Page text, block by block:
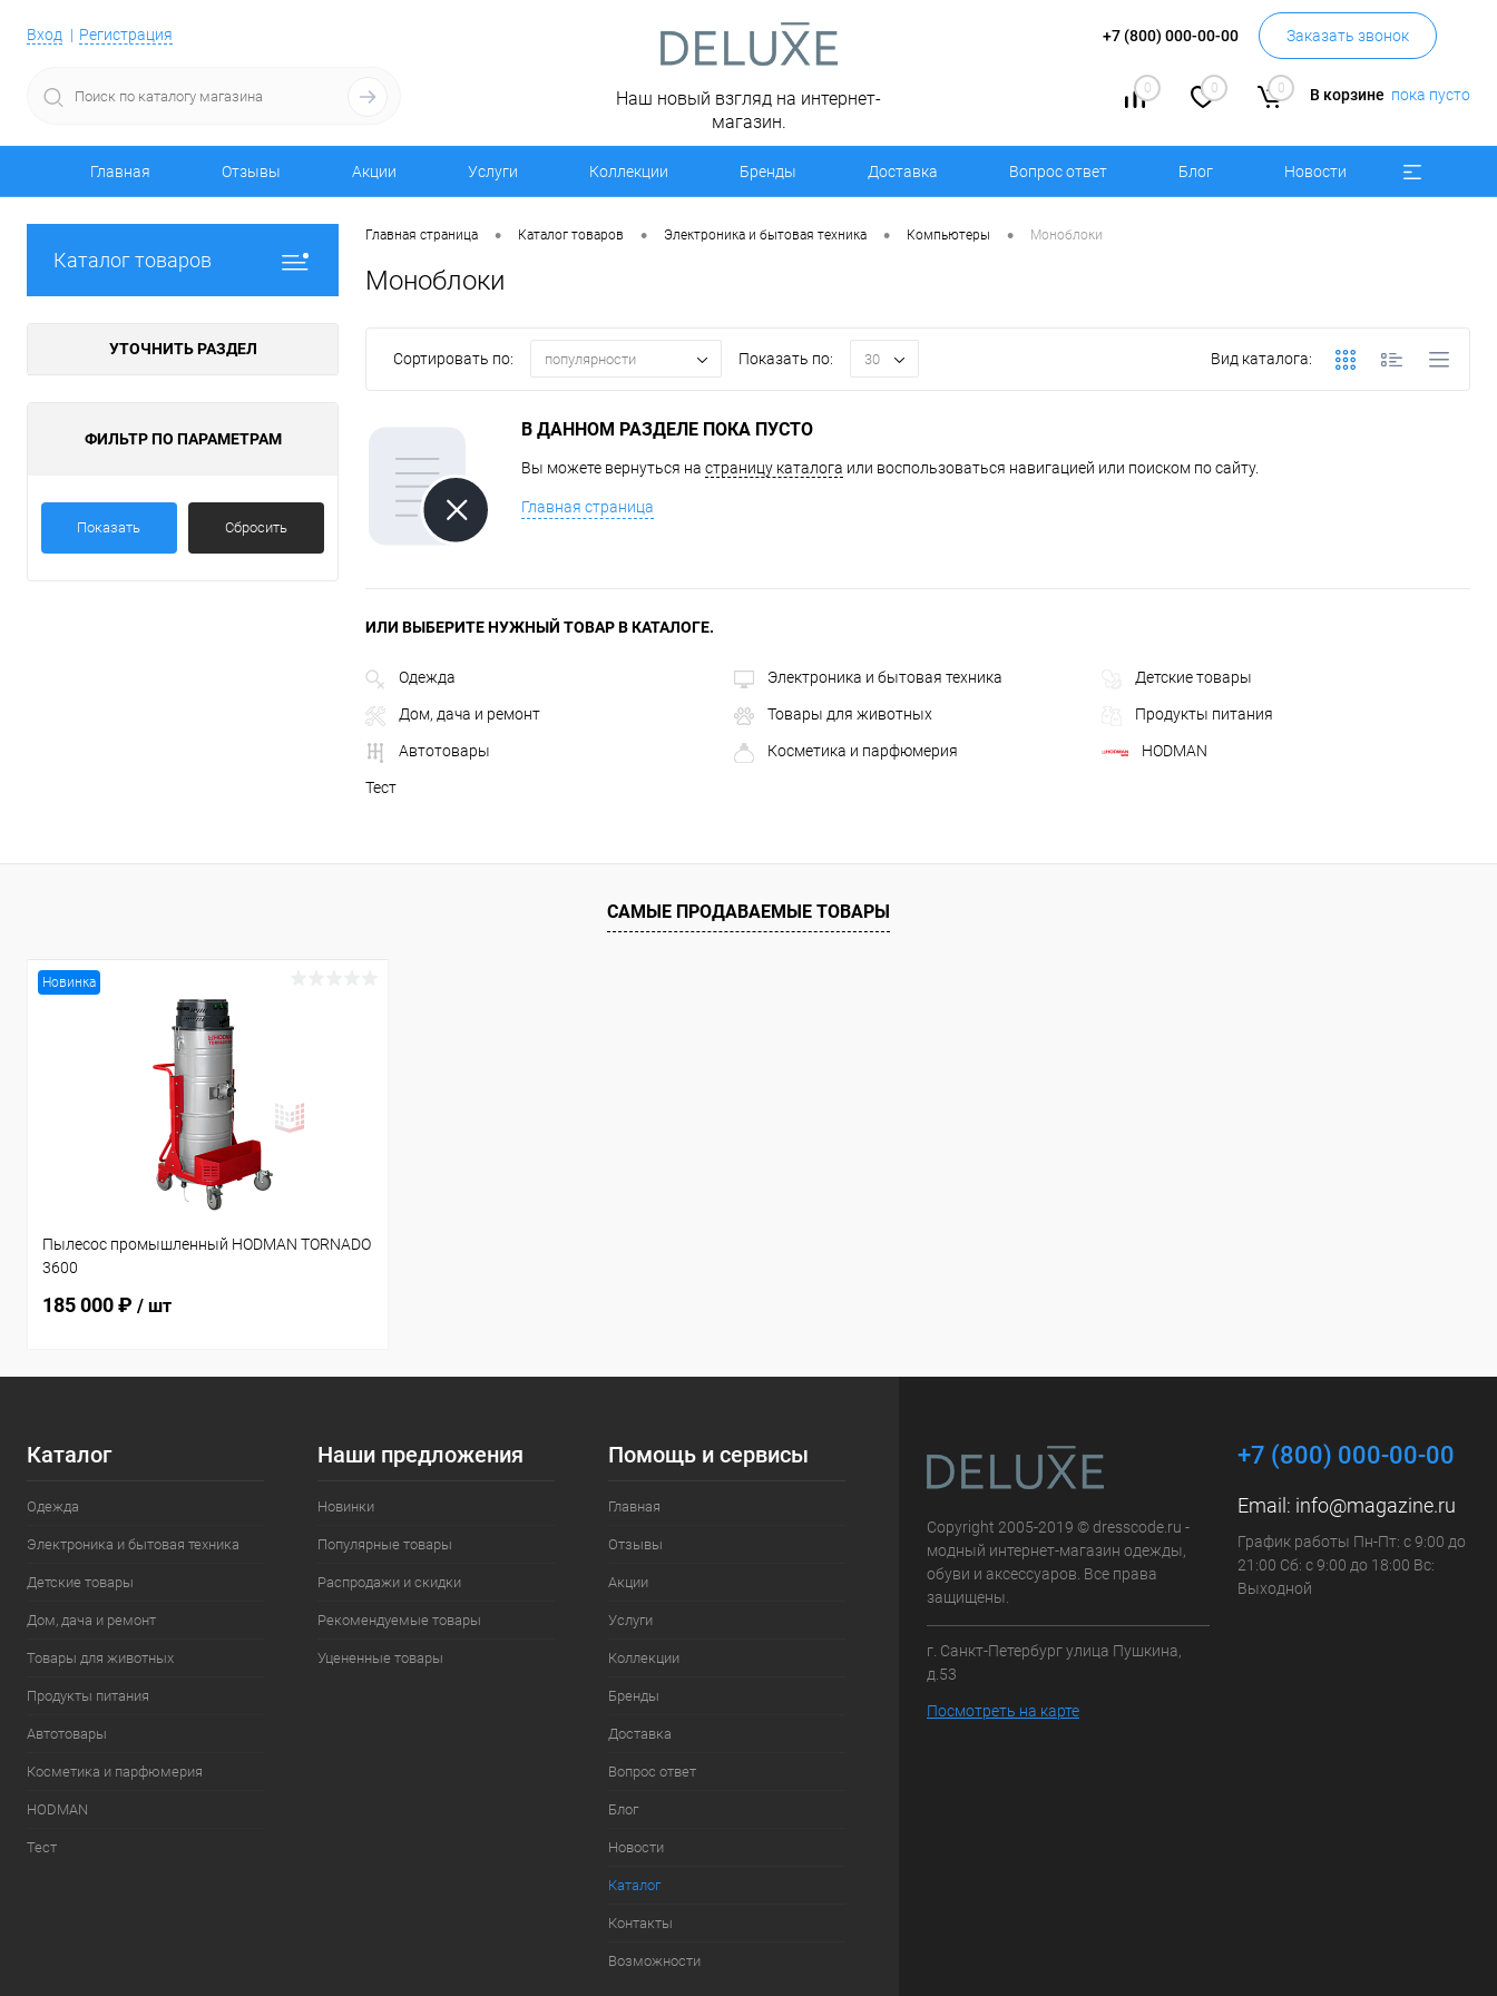
Вход Регистрация +7 (800) 000-00-00 Заказать звонок
0 0 0 В корзине пока пусто
Наш новый взгляд на интернет-
магазин.
Главная Отзывы Акции Услуги Коллекции Бренды Доставка Вопрос ответ Блог Новости
Каталог товаров
УТОЧНИТЬ РАЗДЕЛ
ФИЛЬТР ПО ПАРАМЕТРАМ
Показать Сбросить
Главная страница • Каталог товаров • Электроника и бытовая техника • Компьютеры • Моноблоки
Моноблоки
Сортировать по: популярности Показать по: 30 Вид каталога:
В ДАННОМ РАЗДЕЛЕ ПОКА ПУСТО
Вы можете вернуться на страницу каталога или воспользоваться навигацией или поиском по сайту.
Главная страница
ИЛИ ВЫБЕРИТЕ НУЖНЫЙ ТОВАР В КАТАЛОГЕ.
Одежда Электроника и бытовая техника Детские товары
Дом, дача и ремонт Товары для животных Продукты питания
Автотовары Косметика и парфюмерия HODMAN
Тест
САМЫЕ ПРОДАВАЕМЫЕ ТОВАРЫ
Новинка
Пылесос промышленный HODMAN TORNADO
3600
185 000 ₽ / шт
Каталог
Одежда
Электроника и бытовая техника
Детские товары
Дом, дача и ремонт
Товары для животных
Продукты питания
Автотовары
Косметика и парфюмерия
HODMAN
Тест
Наши предложения
Новинки
Популярные товары
Распродажи и скидки
Рекомендуемые товары
Уцененные товары
Помощь и сервисы
Главная
Отзывы
Акции
Услуги
Коллекции
Бренды
Доставка
Вопрос ответ
Блог
Новости
Каталог
Контакты
Возможности
Copyright 2005-2019 © dresscode.ru -
модный интернет-магазин одежды,
обуви и аксессуаров. Все права
защищены.
г. Санкт-Петербург улица Пушкина,
д.53
Посмотреть на карте
+7 (800) 000-00-00
Email: info@magazine.ru
График работы Пн-Пт: с 9:00 до
21:00 Сб: с 9:00 до 18:00 Вс:
Выходной